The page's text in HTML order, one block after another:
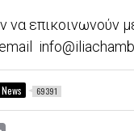
επικοινωνούν
69391